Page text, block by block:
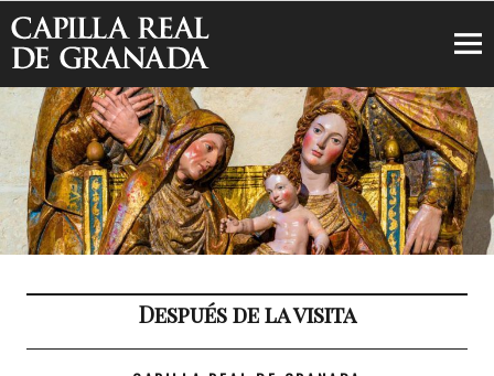
Capilla Real de Granada
Después de la visita